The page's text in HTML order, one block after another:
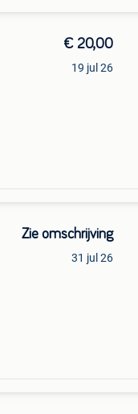
€ 20,00
19 jul 26
Zie omschrijving
31 jul 26